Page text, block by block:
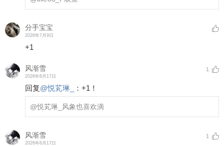
分手宝宝
2026年7月9日
+1
风渐雪
2026年6月17日
1
回复@悦芄琳_ ： +1！
@悦芄琳_ 风象也喜欢滴
风渐雪
2026年6月17日
1